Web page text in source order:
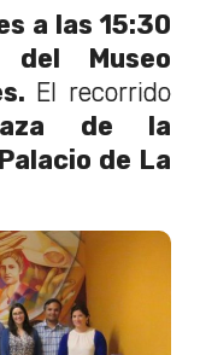
a las 15:30
Museo
El recorrido
de la
de La